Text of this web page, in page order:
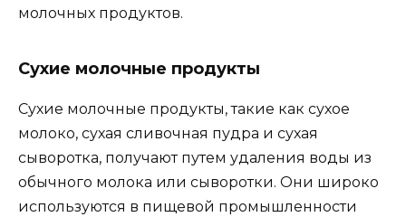
молочных продуктов.
Сухие молочные продукты
Сухие молочные продукты, такие как сухое
молоко, сухая сливочная пудра и сухая
сыворотка, получают путем удаления воды из
обычного молока или сыворотки. Они широко
используются в пищевой промышленности